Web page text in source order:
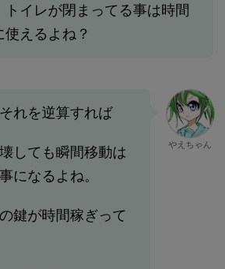
トイレが閉まってる事は時間
使えるよね？
れを逆算すれば
しても瞬間移動は
になるよね。
鍵が時間稼ぎって
やえちゃん